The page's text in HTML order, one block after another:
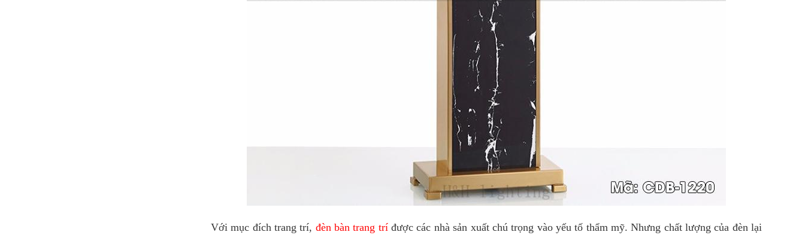
Với mục đích trang trí, đèn bàn trang tríđược các nhà sản xuất chú trọng vào yếu tố thẩm mỹ. Nhưng chất lượng của đèn lại